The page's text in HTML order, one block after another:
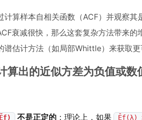
计算样本自相关函数（ACF）并观察
衰减很快，那么这套复杂方法带来
谱估计方法（如局部Whittle）来获取
算出的近似方差为负值或数
不是正定的 ：理论上，如果 Ěf(λ)